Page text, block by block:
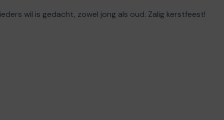
wil is gedacht, zowel jong als oud. Zalig kerstfeest!